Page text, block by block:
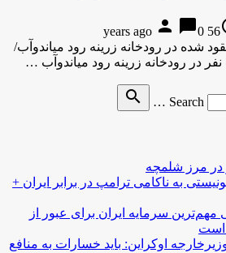
56 years ago
person chat_bubble0
شده در رودخانه زرینه رود میاندوآب/
در رودخانه زرینه رود میاندوآب …
Search …
search
در مرز شلمچه
به ناکامی ترامپ در برابر ایران +
سرمایه ایران برای عبور از
است
اوکراین: باید خسارات به منافع